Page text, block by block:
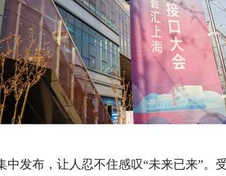
布，让人忍不住感叹“未来已来”。